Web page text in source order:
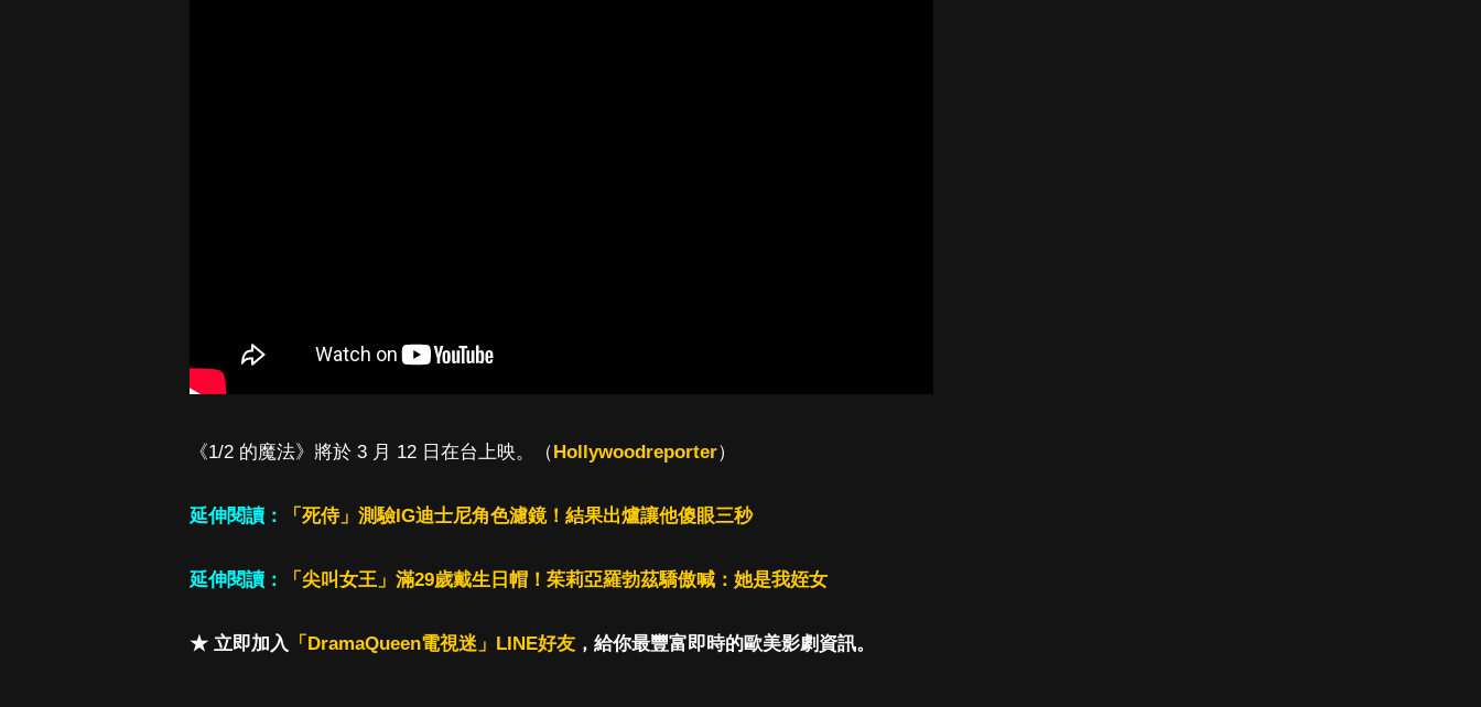
《1/2 的魔法》將於 3 月 12 日在台上映。（Hollywoodreporter）
延伸閱讀： 「死侍」測驗IG迪士尼角色濾鏡！結果出爐讓他傻眼三秒
延伸閱讀： 「尖叫女王」滿29歲戴生日帽！茱莉亞羅勃茲驕傲喊：她是我姪女
★ 立即加入 「DramaQueen電視迷」LINE好友 ，給你最豐富即時的歐美影劇資訊。